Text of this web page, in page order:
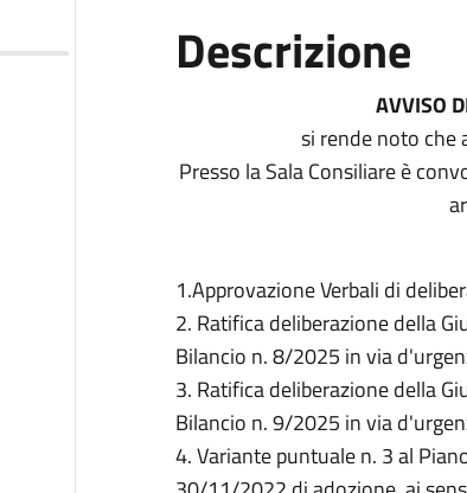
Descrizione
AVVISO
si rende noto che
Presso la Sala Consiliare è
1.Approvazione Verbali di
2. Ratifica deliberazione della
Bilancio n. 8/2025 in via
3. Ratifica deliberazione della
Bilancio n. 9/2025 in via
4. Variante puntuale n. 3 al